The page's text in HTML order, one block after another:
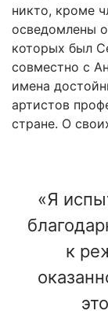
никто, кроме
осведомлены
которых был
совместно с
имена
артистов
стране. О
«Я
к